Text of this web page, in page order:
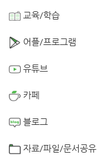
교육/학습
어플/프로그램
유튜브
카페
블로그
자료/파일/문서공유